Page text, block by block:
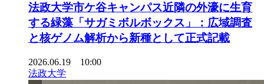
法政大学市ケ谷キャンパス近隣の外濠に生育
する緑藻「サガミボルボックス」：広域調査
と核ゲノム解析から新種として正式記載
2026.06.19 10:00
法政大学